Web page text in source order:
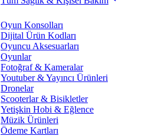
Oyun Konsolları
Dijital Ürün Kodları
Oyuncu Aksesuarları
Oyunlar
Fotoğraf & Kameralar
Youtuber & Yayıncı Ürünleri
Dronelar
Scooterlar & Bisikletler
Yetişkin Hobi & Eğlence
Müzik Ürünleri
Ödeme Kartları